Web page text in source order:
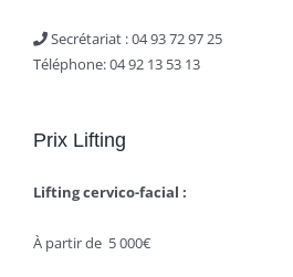
Secrétariat : ‭04 93 72 97 25‬
Téléphone: 04 92 13 53 13
Prix Lifting
Lifting cervico-facial :
À partir de 5 000€